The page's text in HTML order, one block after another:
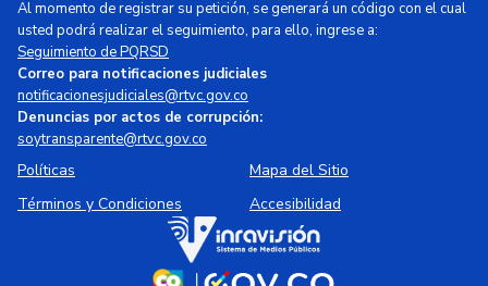
Al momento de registrar su petición, se generará un código con el cual
usted podrá realizar el seguimiento, para ello, ingrese a:
Seguimiento de PQRSD
Correo para notificaciones judiciales
notificacionesjudiciales@rtvc.gov.co
Denuncias por actos de corrupción:
soytransparente@rtvc.gov.co
Políticas
Mapa del Sitio
Términos y Condiciones
Accesibilidad